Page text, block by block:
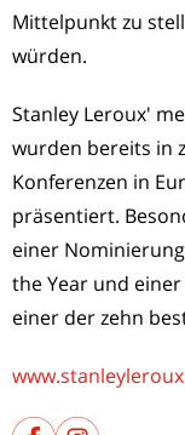
Mittelpunkt zu
würden.
Stanley Leroux'
wurden bereits in
Konferenzen in
präsentiert.
einer
the Year und
einer der zehn